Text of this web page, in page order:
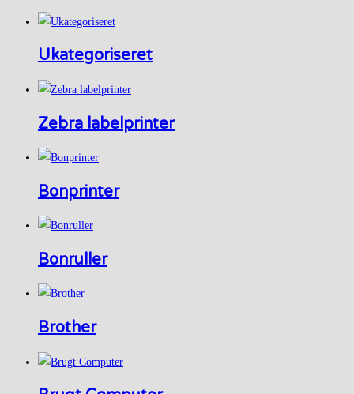
Ukategoriseret
Zebra labelprinter
Bonprinter
Bonruller
Brother